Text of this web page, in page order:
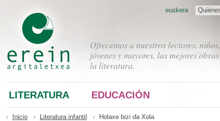
Ofrecemos a nuestros lectores, niños,
jóvenes y mayores, las mejores
la literatura.
euskera
LITERATURA EDUCACIÓN
Inicio Literatura infantil Holaxe bizi da Xola